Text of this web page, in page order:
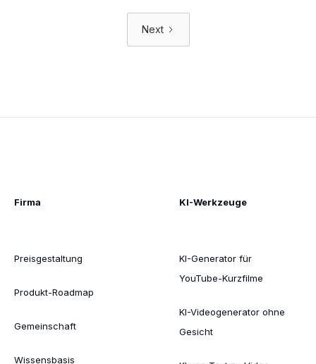
Next
Firma
Preisgestaltung
Produkt-Roadmap
Gemeinschaft
Wissensbasis
KI-Werkzeuge
KI-Generator für
YouTube-Kurzfilme
KI-Videogenerator ohne
Gesicht